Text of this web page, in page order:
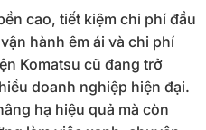
cao, tiết kiệm chi phí đầu
hành êm ái và chi phí
Komatsu cũ đang trở
doanh nghiệp hiện đại.
hạ hiệu quả mà còn